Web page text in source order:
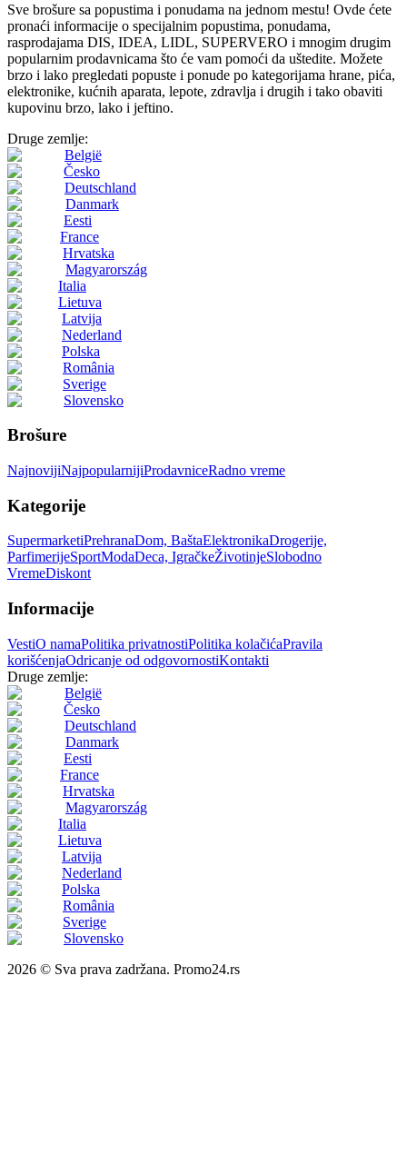
Sve brošure sa popustima i ponudama na jednom mestu! Ovde ćete
pronaći informacije o specijalnim popustima, ponudama,
rasprodajama DIS, IDEA, LIDL, SUPERVERO i mnogim drugim
popularnim prodavnicama što će vam pomoći da uštedite. Možete
brzo i lako pregledati popuste i ponude po kategorijama hrane, pića,
elektronike, kućnih aparata, lepote, zdravlja i drugih i tako obaviti
kupovinu brzo, lako i jeftino.
Druge zemlje:
België
Česko
Deutschland
Danmark
Eesti
France
Hrvatska
Magyarország
Italia
Lietuva
Latvija
Nederland
Polska
România
Sverige
Slovensko
Brošure
NajnovijiNajpopularnijiProdavniceRadno vreme
Kategorije
SupermarketiPrehranaDom, BaštaElektronikaDrogerije,
ParfimerijeSportModaDeca, IgračkeŽivotinjeSlobodno
VremeDiskont
Informacije
VestiO namaPolitika privatnostiPolitika kolačićaPravila
korišćenjaOdricanje od odgovornostiKontakti
Druge zemlje:
België
Česko
Deutschland
Danmark
Eesti
France
Hrvatska
Magyarország
Italia
Lietuva
Latvija
Nederland
Polska
România
Sverige
Slovensko
2026 © Sva prava zadržana. Promo24.rs